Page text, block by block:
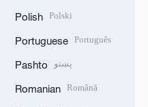
Polish Polski
Portuguese Português
Pashto پښتو
Romanian Română